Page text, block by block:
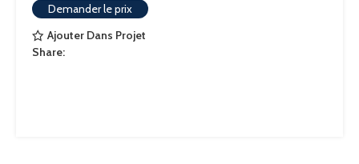
DISCOUNT POLICY LABEL
Demander le prix
Ajouter Dans Projet
Share: